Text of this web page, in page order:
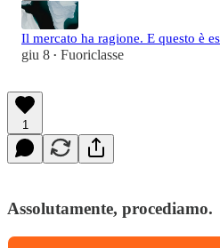
Il mercato ha ragione. E questo è
giu 8 • Fuoriclasse
1
Assolutamente, procediamo.